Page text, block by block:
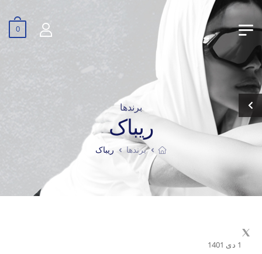
0
برندها
ریباک
برندها ریباک
1 دی 1401